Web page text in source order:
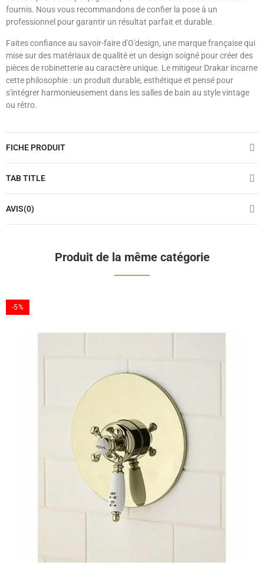
fournis. Nous vous recommandons de confier la pose à un
professionnel pour garantir un résultat parfait et durable.
Faites confiance au savoir-faire d'O'design, une marque française qui
mise sur des matériaux de qualité et un design soigné pour créer des
pièces de robinetterie au caractère unique. Le mitigeur Drakar incarne
cette philosophie : un produit durable, esthétique et pensé pour
s'intégrer harmonieusement dans les salles de bain au style vintage
ou rétro.
FICHE PRODUIT
TAB TITLE
AVIS(0)
Produit de la même catégorie
-5%